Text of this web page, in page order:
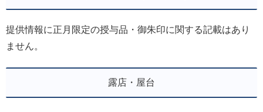
提供情報に正月限定の授与品・御朱印に関する記載はあり
ません。
露店・屋台